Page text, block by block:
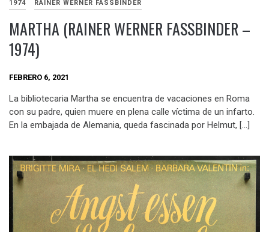
1974 RAINER WERNER FASSBINDER
MARTHA (RAINER WERNER FASSBINDER –
1974)
FEBRERO 6, 2021
La bibliotecaria Martha se encuentra de vacaciones en Roma
con su padre, quien muere en plena calle víctima de un infarto.
En la embajada de Alemania, queda fascinada por Helmut, […]